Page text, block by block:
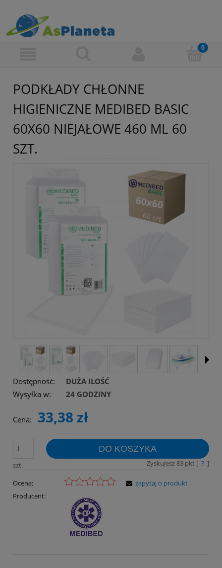
PODKŁADY CHŁONNE
HIGIENICZNE MEDIBED BASIC
60X60 NIEJAŁOWE 460 ML 60
SZT.
Dostępność:
DUŻA ILOŚĆ
Wysyłka w:
24 GODZINY
Cena: 33,38 zł
szt.
DO KOSZYKA
Zyskujesz 83pkt [ ? ]
Ocena:
Producent:
zapytaj o produkt